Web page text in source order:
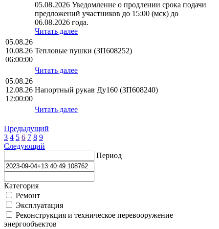
05.08.2026 Уведомление о продлении срока подачи
предложений участников до 15:00 (мск) до
06.08.2026 года.
Читать далее
05.08.26
10.08.26
06:00:00
Тепловые пушки (ЗП608252)
Читать далее
05.08.26
12.08.26
12:00:00
Напортный рукав Ду160 (ЗП608240)
Читать далее
Предыдущий
3 4 5 6 7 8 9
Следующий
Период
Категория
Ремонт
Эксплуатация
Реконструкция и техническое перевооружение
энергообъектов